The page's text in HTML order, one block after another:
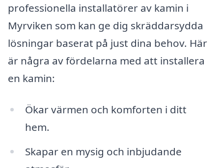
professionella installatörer av kamin i
Myrviken som kan ge dig skräddarsydda
lösningar baserat på just dina behov. Här
är några av fördelarna med att installera
en kamin:
Ökar värmen och komforten i ditt
hem.
Skapar en mysig och inbjudande